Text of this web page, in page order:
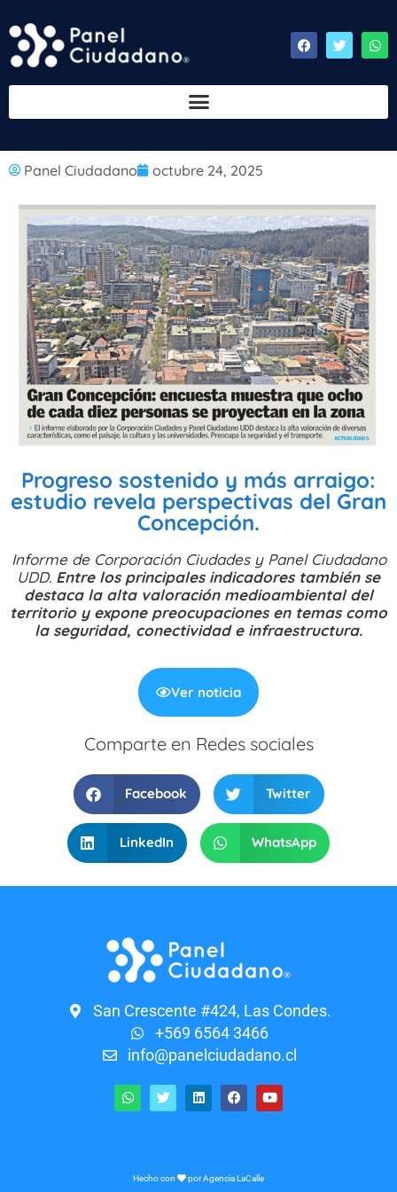
Panel Ciudadano octubre 24, 2025
Progreso sostenido y más arraigo:
estudio revela perspectivas del Gran
Concepción.
Informe de Corporación Ciudades y Panel Ciudadano
UDD. Entre los principales indicadores también se
destaca la alta valoración medioambiental del
territorio y expone preocupaciones en temas como
la seguridad, conectividad e infraestructura.
Ver noticia
Comparte en Redes sociales
Facebook Twitter
LinkedIn WhatsApp
San Crescente #424, Las Condes.
+569 6564 3466
info@panelciudadano.cl
Hecho con porAgencia LaCalle